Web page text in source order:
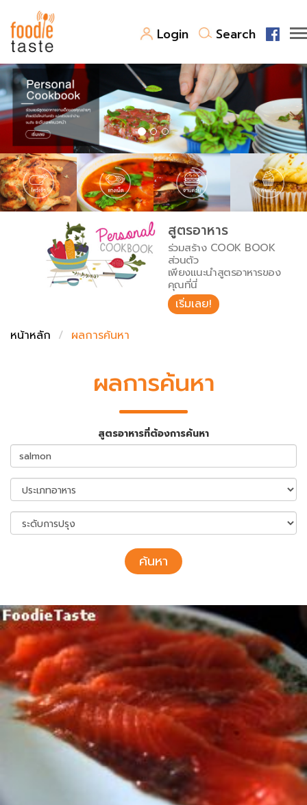
Login Search
สูตรอาหาร
สูตรอาหารล่าสุด
Top Foodie
พาไปชิม
สารพันก้นครัว
เคล็ดลับน่ารู้
เปรียบเทียบหน่วยการตวง
เปรียบเทียบอุณหภูมิ
เปรียบเทียบน้ำหนักวัตถุดิบ
FoodPedia
สร้าง Cookbook
สูตรอาหาร
ร่วมสร้าง COOK BOOK
ส่วนตัว
เพียงแนะนำสูตรอาหารของ
คุณที่นี่
เริ่มเลย!
หน้าหลัก
ผลการค้นหา
ผลการค้นหา
สูตรอาหารที่ต้องการค้นหา
ค้นหา